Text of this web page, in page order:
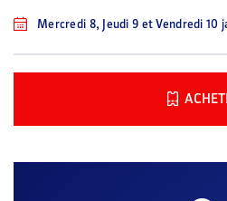
Mercredi 8, Jeudi 9 et Vendredi 10